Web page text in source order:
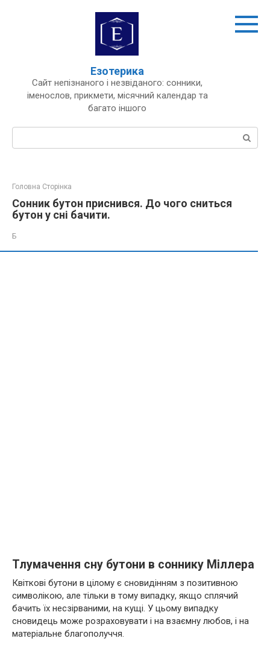
Езотерика
Сайт непізнаного і незвіданого: сонники,
іменослов, прикмети, місячний календар та
багато іншого
Пошук:
Головна Сторінка
Сонник бутон приснився. До чого сниться
бутон у сні бачити.
Б
Тлумачення сну бутони в соннику Міллера
Квіткові бутони в цілому є сновидінням з позитивною
символікою, але тільки в тому випадку, якщо сплячий
бачить їх несзірваними, на кущі. У цьому випадку
сновидець може розраховувати і на взаємну любов, і на
матеріальне благополуччя.